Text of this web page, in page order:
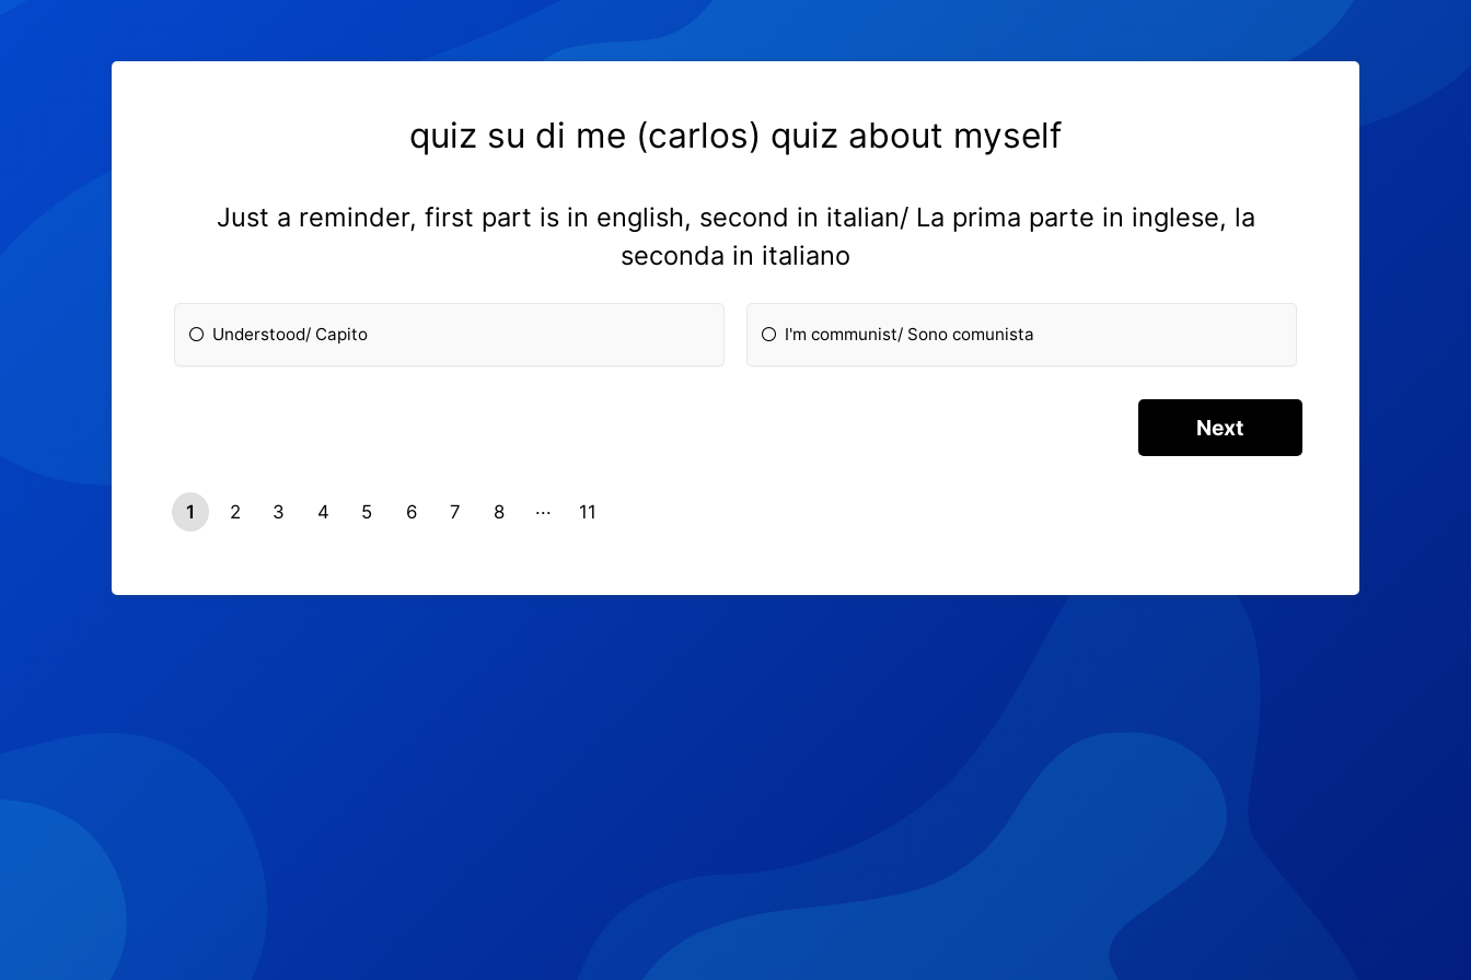
quiz su di me (carlos) quiz about myself
Just a reminder, first part is in english, second in italian/ La prima parte in inglese, la
seconda in italiano
Understood/ Capito I'm communist/ Sono comunista
1 2 3 4 5 6 7
8
11